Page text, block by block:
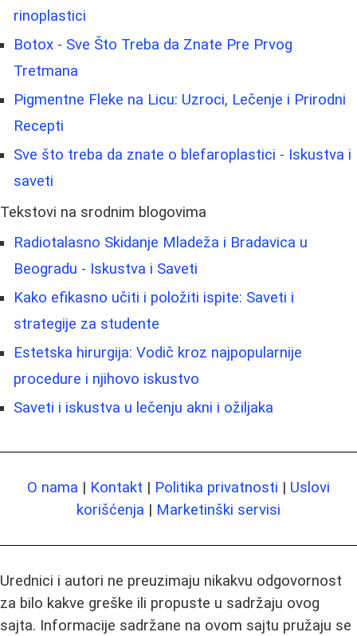
rinoplastici
Botox - Sve Što Treba da Znate Pre Prvog
Tretmana
Pigmentne Fleke na Licu: Uzroci, Lečenje i Prirodni
Recepti
Sve što treba da znate o blefaroplastici - Iskustva i
saveti
Tekstovi na srodnim blogovima
Radiotalasno Skidanje Mladeža i Bradavica u
Beogradu - Iskustva i Saveti
Kako efikasno učiti i položiti ispite: Saveti i
strategije za studente
Estetska hirurgija: Vodič kroz najpopularnije
procedure i njihovo iskustvo
Saveti i iskustva u lečenju akni i ožiljaka
O nama | Kontakt | Politika privatnosti | Uslovi
korišćenja | Marketinški servisi
Urednici i autori ne preuzimaju nikakvu odgovornost
za bilo kakve greške ili propuste u sadržaju ovog
sajta. Informacije sadržane na ovom sajtu pružaju se